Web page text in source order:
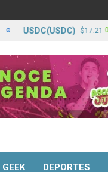
DEPORTES
$17.21 0.00%